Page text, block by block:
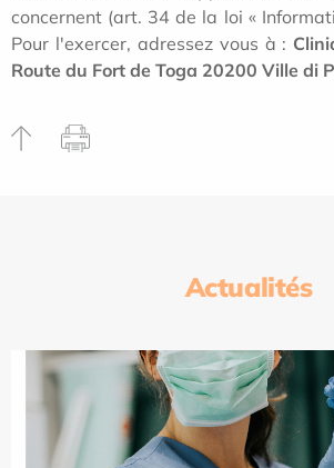
concernent (art. 34 de la loi «
Pour l'exercer, adressez vous à :
Route du Fort de Toga 20200 Ville di
Actualités